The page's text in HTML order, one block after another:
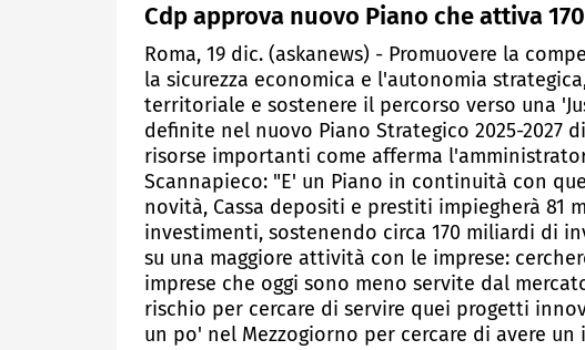
Cdp approva nuovo Piano che attiva
Roma, 19 dic. (askanews) - Promuovere la
la sicurezza economica e l'autonomia
territoriale e sostenere il percorso verso una
definite nel nuovo Piano Strategico 2025-2027
risorse importanti come afferma
Scannapieco: "E' un Piano in continuità con
novità, Cassa depositi e prestiti impiegherà 81
investimenti, sostenendo circa 170 miliardi di
su una maggiore attività con le imprese:
imprese che oggi sono meno servite dal
rischio per cercare di servire quei progetti
un po' nel Mezzogiorno per cercare di avere un